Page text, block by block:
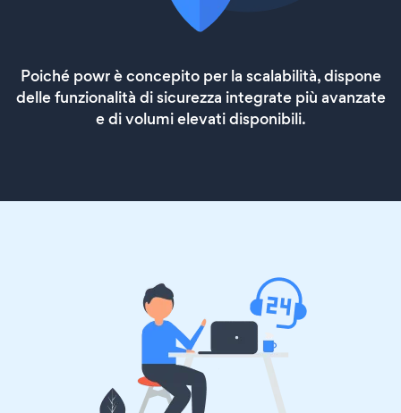
Poiché powr è concepito per la scalabilità, dispone
delle funzionalità di sicurezza integrate più avanzate
e di volumi elevati disponibili.